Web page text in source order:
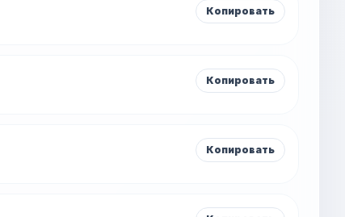
Копировать
Копировать
Копировать